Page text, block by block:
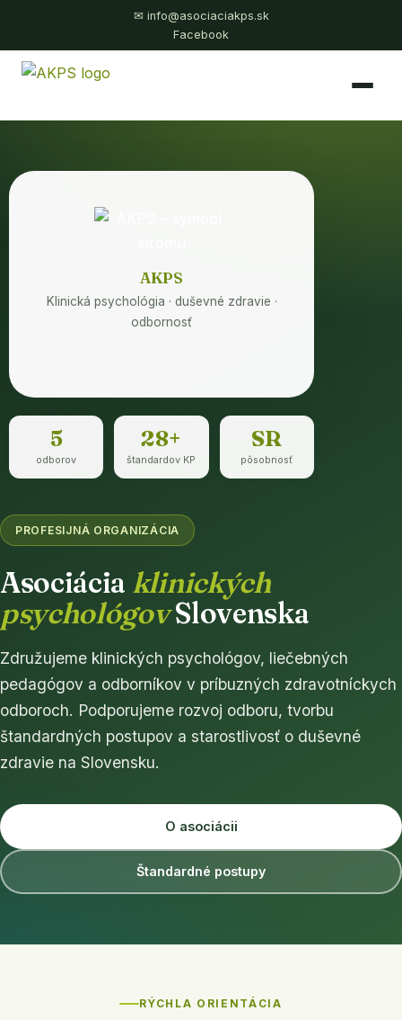
✉ info@asociaciakps.sk
Facebook
PROFESIJNÁ ORGANIZÁCIA
Asociácia klinických
psychológovSlovenska
Združujeme klinických psychológov, liečebných
pedagógov a odborníkov v príbuzných zdravotníckych
odboroch. Podporujeme rozvoj odboru, tvorbu
štandardných postupov a starostlivosť o duševné
zdravie na Slovensku.
O asociácii
Štandardné postupy
AKPS
Klinická psychológia · duševné zdravie ·
odbornosť
5
odborov
28+
štandardov KP
SR
pôsobnosť
RÝCHLA ORIENTÁCIA